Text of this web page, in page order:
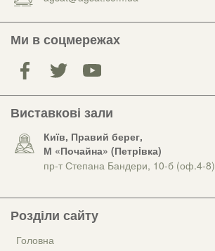
Ми в соцмережах
Виставкові зали
Київ, Правий берег,
М «Почайна» (Петрiвка)
пр-т Степана Бандери, 10-б (оф.4-8)
Розділи сайту
Головна